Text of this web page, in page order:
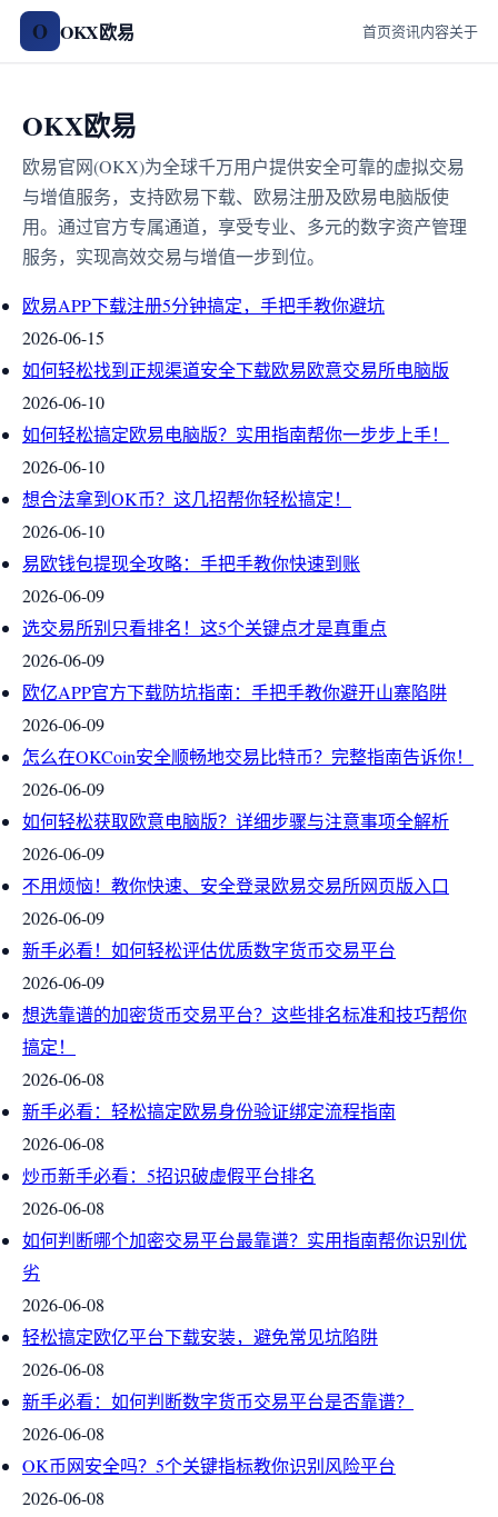
O OKX欧易 首页资讯内容关于
OKX欧易
欧易官网(OKX)为全球千万用户提供安全可靠的虚拟交易
与增值服务，支持欧易下载、欧易注册及欧易电脑版使
用。通过官方专属通道，享受专业、多元的数字资产管理
服务，实现高效交易与增值一步到位。
欧易APP下载注册5分钟搞定，手把手教你避坑
2026-06-15
如何轻松找到正规渠道安全下载欧易欧意交易所电脑版
2026-06-10
如何轻松搞定欧易电脑版？实用指南帮你一步步上手！
2026-06-10
想合法拿到OK币？这几招帮你轻松搞定！
2026-06-10
易欧钱包提现全攻略：手把手教你快速到账
2026-06-09
选交易所别只看排名！这5个关键点才是真重点
2026-06-09
欧亿APP官方下载防坑指南：手把手教你避开山寨陷阱
2026-06-09
怎么在OKCoin安全顺畅地交易比特币？完整指南告诉你！
2026-06-09
如何轻松获取欧意电脑版？详细步骤与注意事项全解析
2026-06-09
不用烦恼！教你快速、安全登录欧易交易所网页版入口
2026-06-09
新手必看！如何轻松评估优质数字货币交易平台
2026-06-09
想选靠谱的加密货币交易平台？这些排名标准和技巧帮你
搞定！
2026-06-08
新手必看：轻松搞定欧易身份验证绑定流程指南
2026-06-08
炒币新手必看：5招识破虚假平台排名
2026-06-08
如何判断哪个加密交易平台最靠谱？实用指南帮你识别优
劣
2026-06-08
轻松搞定欧亿平台下载安装，避免常见坑陷阱
2026-06-08
新手必看：如何判断数字货币交易平台是否靠谱？
2026-06-08
OK币网安全吗？5个关键指标教你识别风险平台
2026-06-08